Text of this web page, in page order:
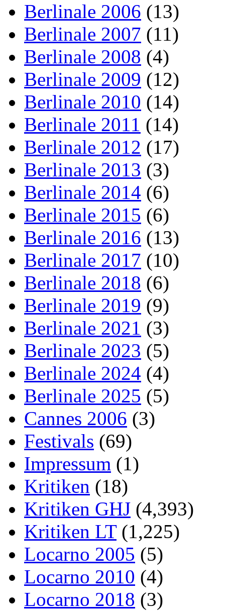
Berlinale 2006 (13)
Berlinale 2007 (11)
Berlinale 2008 (4)
Berlinale 2009 (12)
Berlinale 2010 (14)
Berlinale 2011 (14)
Berlinale 2012 (17)
Berlinale 2013 (3)
Berlinale 2014 (6)
Berlinale 2015 (6)
Berlinale 2016 (13)
Berlinale 2017 (10)
Berlinale 2018 (6)
Berlinale 2019 (9)
Berlinale 2021 (3)
Berlinale 2023 (5)
Berlinale 2024 (4)
Berlinale 2025 (5)
Cannes 2006 (3)
Festivals (69)
Impressum (1)
Kritiken (18)
Kritiken GHJ (4,393)
Kritiken LT(1,225)
Locarno 2005 (5)
Locarno 2010 (4)
Locarno 2018 (3)